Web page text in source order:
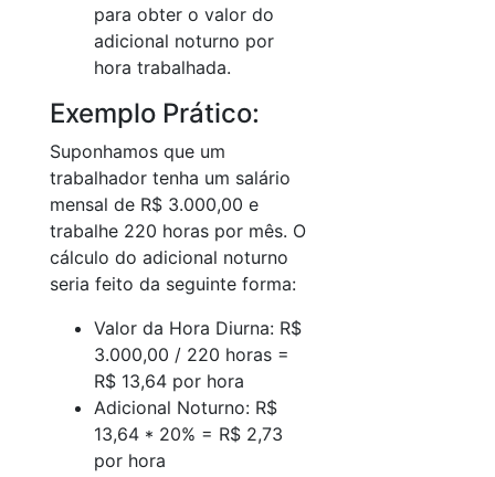
para obter o valor do
adicional noturno por
hora trabalhada.
Exemplo Prático:
Suponhamos que um
trabalhador tenha um salário
mensal de R$ 3.000,00 e
trabalhe 220 horas por mês. O
cálculo do adicional noturno
seria feito da seguinte forma:
Valor da Hora Diurna: R$
3.000,00 / 220 horas =
R$ 13,64 por hora
Adicional Noturno: R$
13,64 * 20% = R$ 2,73
por hora